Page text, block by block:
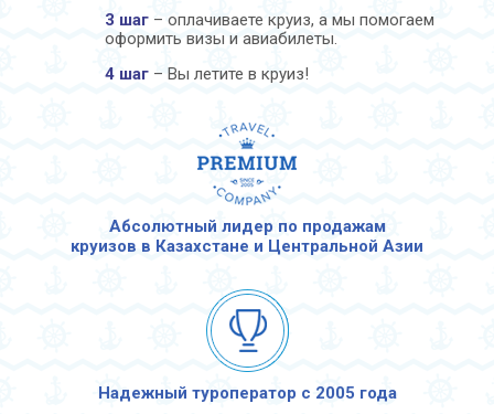
3 шаг – оплачиваете круиз, а мы помогаем
оформить визы и авиабилеты.
4 шаг – Вы летите в круиз!
Абсолютный лидер по продажам
круизов в Казахстане и Центральной Азии
Надежный туроператор с 2005 года